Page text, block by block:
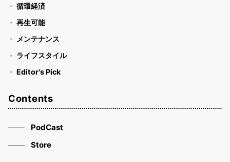
循環経済
再生可能
メンテナンス
ライフスタイル
Editor's Pick
Contents
PodCast
Store